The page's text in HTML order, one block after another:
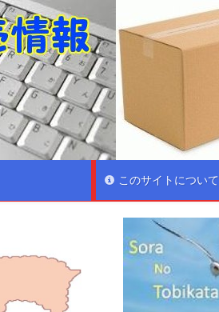
このサイトについて